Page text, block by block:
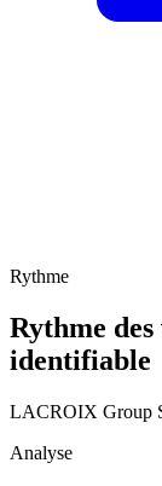
Rythme
Rythme des
identifiable
LACROIX Group
Analyse